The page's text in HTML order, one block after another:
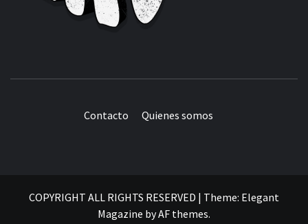
Contacto Quienes somos
COPYRIGHT ALL RIGHTS RESERVED | Theme: Elegant
Magazine byAF themes.